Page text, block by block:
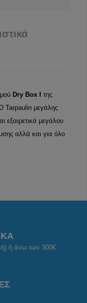
Dry Box I
της
Tarpaulin μεγάλης
εξαιρετικά μεγάλου
αλλά και για όλο
ή άνω των 300€